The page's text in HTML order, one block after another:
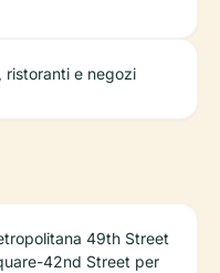
ristoranti e negozi
49th Street
42nd Street per